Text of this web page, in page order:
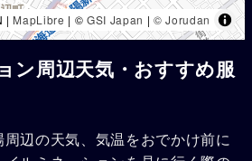
| MapLibre | © GSI Japan | © Jorudan
ン周辺天気・おすすめ服
周辺の天気、気温をおでかけ前に